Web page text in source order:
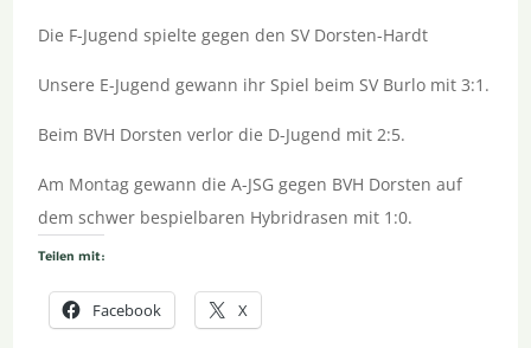
Die F-Jugend spielte gegen den SV Dorsten-Hardt
Unsere E-Jugend gewann ihr Spiel beim SV Burlo mit 3:1.
Beim BVH Dorsten verlor die D-Jugend mit 2:5.
Am Montag gewann die A-JSG gegen BVH Dorsten auf
dem schwer bespielbaren Hybridrasen mit 1:0.
Teilen mit:
Facebook X